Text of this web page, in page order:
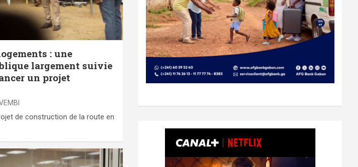
: une
largement suivie
un projet
de construction de la route en